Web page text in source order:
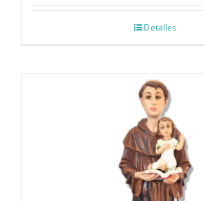
Detalles